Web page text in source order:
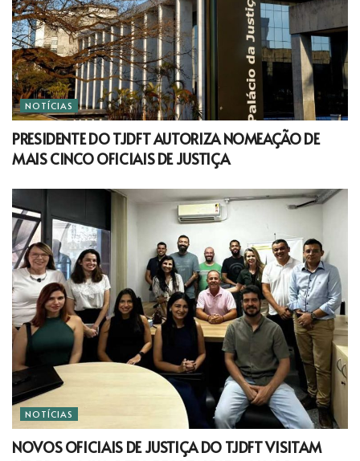
NOTÍCIAS
PRESIDENTE DO TJDFT AUTORIZA NOMEAÇÃO DE
MAIS CINCO OFICIAIS DE JUSTIÇA
NOTÍCIAS
NOVOS OFICIAIS DE JUSTIÇA DO TJDFT VISITAM